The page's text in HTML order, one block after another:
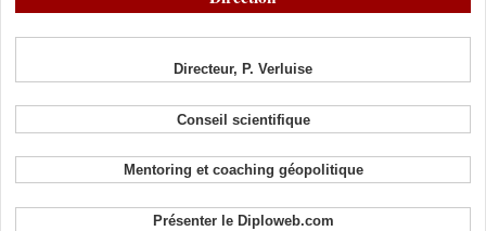
Directeur, P. Verluise
Conseil scientifique
Mentoring et coaching géopolitique
Présenter le Diploweb.com